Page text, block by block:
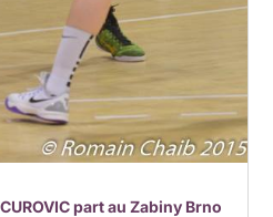
part au Zabiny Brno